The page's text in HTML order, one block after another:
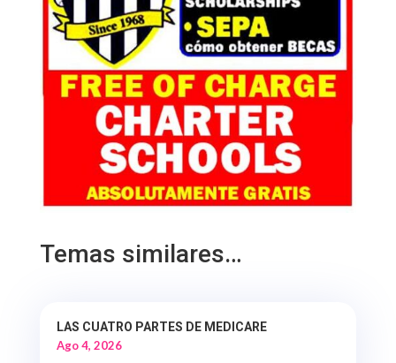
Temas similares…
LAS CUATRO PARTES DE MEDICARE
Ago 4, 2026